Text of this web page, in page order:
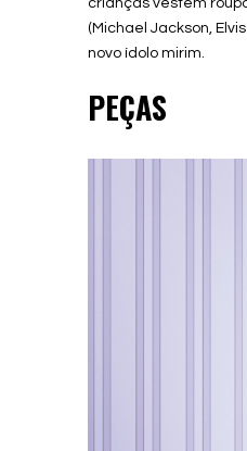
crianças vestem
(Michael Jackson,
novo ídolo mirim.
PEÇAS